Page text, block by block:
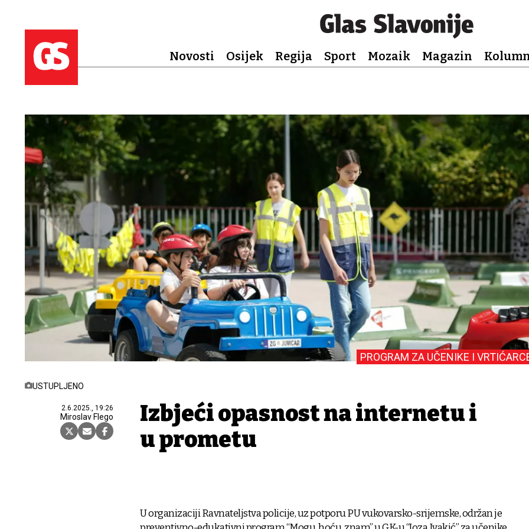
Novosti Osijek Regija Sport Mozaik Magazin
USTUPLJENO
2.6.2025., 19:26
Miroslav Flego
PROGRAM ZA UČENIKE I
Izbjeći opasnost na internetu i
u prometu
U organizaciji Ravnateljstva policije, uz potporu PU vukovarsko-srijemske, održan je